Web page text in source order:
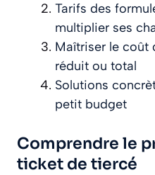
Tarifs des
multiplier ses
Maîtriser le coût
réduit ou total
Solutions
petit budget
Comprendre le
ticket de tiercé